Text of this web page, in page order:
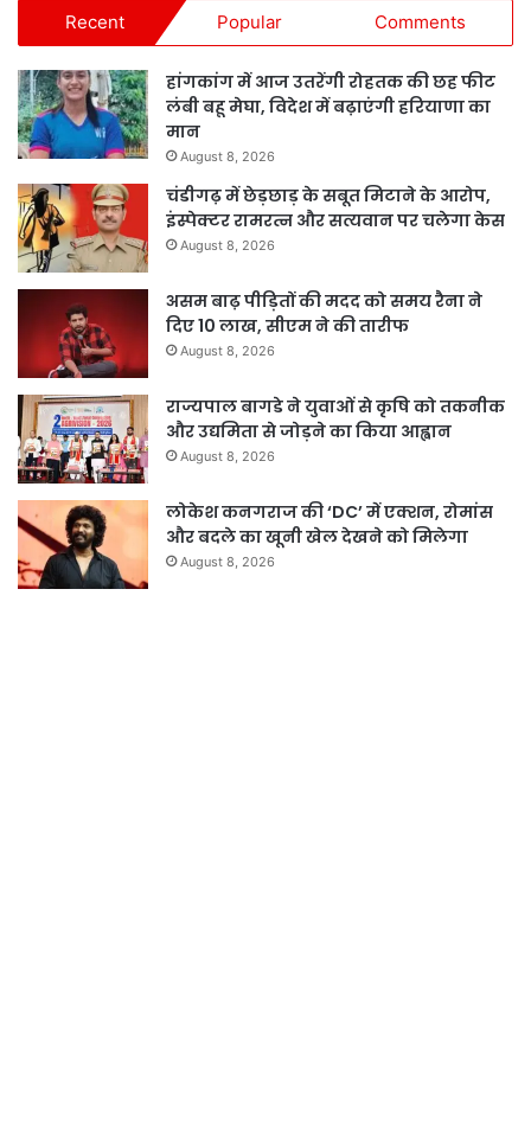
Recent Popular Comments
हांगकांग में आज उतरेंगी रोहतक की छह फीट
लंबी बहू मेघा, विदेश में बढ़ाएंगी हरियाणा का
मान
August 8, 2026
चंडीगढ़ में छेड़छाड़ के सबूत मिटाने के आरोप,
इंस्पेक्टर रामरत्न और सत्यवान पर चलेगा केस
August 8, 2026
असम बाढ़ पीड़ितों की मदद को समय रैना ने
दिए 10 लाख, सीएम ने की तारीफ
August 8, 2026
राज्यपाल बागडे ने युवाओं से कृषि को तकनीक
और उद्यमिता से जोड़ने का किया आह्वान
August 8, 2026
लोकेश कनगराज की ‘DC’ में एक्शन, रोमांस
और बदले का खूनी खेल देखने को मिलेगा
August 8, 2026